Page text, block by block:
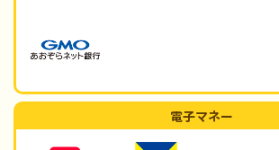
電子マネー